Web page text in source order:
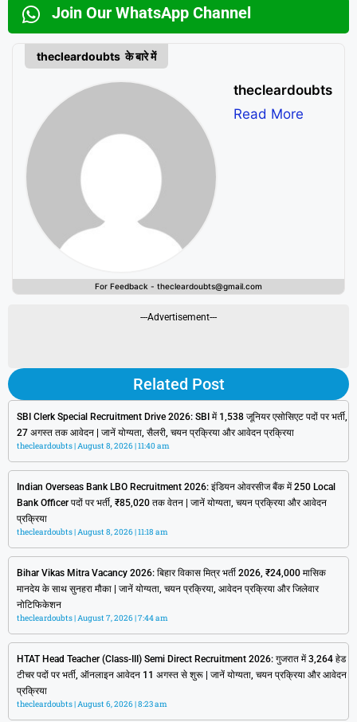
Join Our WhatsApp Channel
thecleardoubts के बारे में
thecleardoubts
Read More
For Feedback - thecleardoubts@gmail.com
---Advertisement---
Related Post
SBI Clerk Special Recruitment Drive 2026: SBI में 1,538 जूनियर एसोसिएट पदों पर भर्ती,
27 अगस्त तक आवेदन | जानें योग्यता, सैलरी, चयन प्रक्रिया और आवेदन प्रक्रिया
thecleardoubts August 8, 2026 11:40 am
Indian Overseas Bank LBO Recruitment 2026: इंडियन ओवरसीज बैंक में 250 Local
Bank Officer पदों पर भर्ती, ₹85,020 तक वेतन | जानें योग्यता, चयन प्रक्रिया और आवेदन
प्रक्रिया
thecleardoubts August 8, 2026 11:18 am
Bihar Vikas Mitra Vacancy 2026: बिहार विकास मित्र भर्ती 2026, ₹24,000 मासिक
मानदेय के साथ सुनहरा मौका | जानें योग्यता, चयन प्रक्रिया, आवेदन प्रक्रिया और जिलेवार
नोटिफिकेशन
thecleardoubts August 7, 2026 7:44 am
HTAT Head Teacher (Class-III) Semi Direct Recruitment 2026: गुजरात में 3,264 हेड
टीचर पदों पर भर्ती, ऑनलाइन आवेदन 11 अगस्त से शुरू | जानें योग्यता, चयन प्रक्रिया और आवेदन
प्रक्रिया
thecleardoubts August 6, 2026 8:23 am